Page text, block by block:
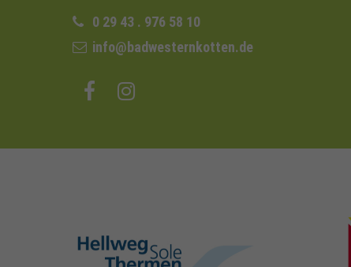
0 29 43 . 976 58 10
info@badwesternkotten.de
hellweg-sole-